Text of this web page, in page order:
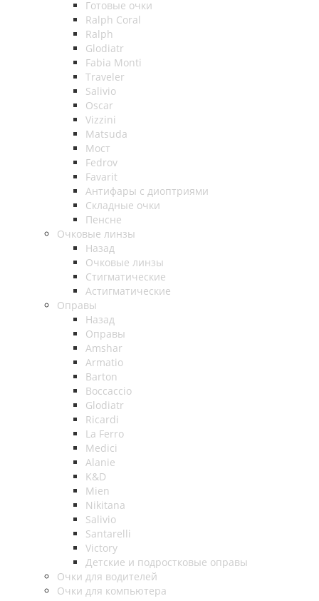
Готовые очки
Ralph Coral
Ralph
Glodiatr
Fabia Monti
Traveler
Salivio
Oscar
Vizzini
Matsuda
Мост
Fedrov
Favarit
Антифары с диоптриями
Складные очки
Пенсне
Очковые линзы
Назад
Очковые линзы
Стигматические
Астигматические
Оправы
Назад
Оправы
Amshar
Armatio
Barton
Boccaccio
Glodiatr
Ricardi
La Ferro
Medici
Alanie
K&D
Mien
Nikitana
Salivio
Santarelli
Victory
Детские и подростковые оправы
Очки для водителей
Очки для компьютера